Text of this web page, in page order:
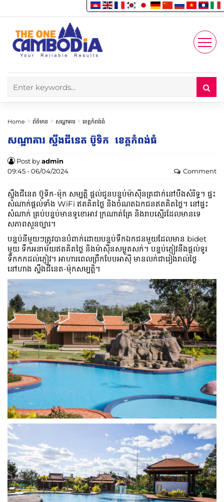
Account
Enjoy
Home ព័ត៌មាន សណ្ឋាគារ ខេត្តកំពង់ធំ
សណ្ឋាគារ ស្ទឹងជីនេត ប៊ូទិក ខេត្តកំពង់ធំ
Post byadmin
09:45 - 06/04/2024
Comment
ស្ទឹងជីនេត ប៊ូទិក-ម៉ុក សម្បត្តិ ផ្តល់ជូនបន្ទប់ម៉ាស៊ីនត្រជាក់នៅបឹងសំរិទ្ធ។ ផ្ទះ
សំណាក់ផ្តល់ទាំង WiFi ឥតគិតថ្លៃ និងចំណតឯកជនឥតគិតថ្លៃ។ នៅផ្ទះ
សំណាក់ គ្រប់បន្ទប់មានទូខោអាវ ក្រណាត់គ្រែ និងរាបស្មើរដែលមានទេ
សភាពសួនច្បារ។
បន្ទប់នីមួយៗត្រូវបានបំពាក់ដោយបន្ទប់ទឹកឯកជនមួយដែលមាន bidet
មួយ ទឹកអនាម័យឥតគិតថ្លៃ និងម៉ាស៊ីនសម្ងួតសក់។ បន្ទប់ភ្ញៀវនឹងផ្តល់ទូរ
ទឹកកកដល់ភ្ញៀវ។ អាហារពេលព្រឹកបែបអាស៊ី មានលក់ជារៀងរាល់ថ្ងៃ
នៅហាង ស្ទឹងជីនេត-ម៉ុកសម្បត្តិ។